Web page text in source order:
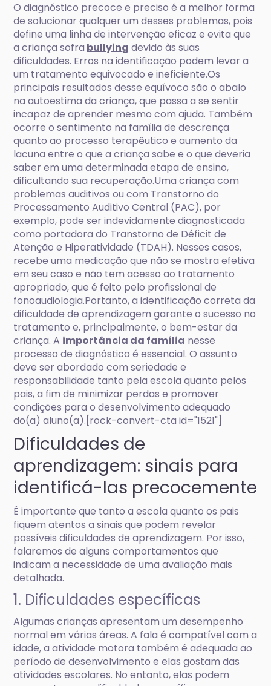
O diagnóstico precoce e preciso é a melhor forma
de solucionar qualquer um desses problemas, pois
define uma linha de intervenção eficaz e evita que
a criança sofra bullying devido às suas
dificuldades. Erros na identificação podem levar a
um tratamento equivocado e ineficiente.Os
principais resultados desse equívoco são o abalo
na autoestima da criança, que passa a se sentir
incapaz de aprender mesmo com ajuda. Também
ocorre o sentimento na família de descrença
quanto ao processo terapêutico e aumento da
lacuna entre o que a criança sabe e o que deveria
saber em uma determinada etapa de ensino,
dificultando sua recuperação.Uma criança com
problemas auditivos ou com Transtorno do
Processamento Auditivo Central (PAC), por
exemplo, pode ser indevidamente diagnosticada
como portadora do Transtorno de Déficit de
Atenção e Hiperatividade (TDAH). Nesses casos,
recebe uma medicação que não se mostra efetiva
em seu caso e não tem acesso ao tratamento
apropriado, que é feito pelo profissional de
fonoaudiologia.Portanto, a identificação correta da
dificuldade de aprendizagem garante o sucesso no
tratamento e, principalmente, o bem-estar da
criança. A importância da família nesse
processo de diagnóstico é essencial. O assunto
deve ser abordado com seriedade e
responsabilidade tanto pela escola quanto pelos
pais, a fim de minimizar perdas e promover
condições para o desenvolvimento adequado
do(a) aluno(a).[rock-convert-cta id="1521"]
Dificuldades de
aprendizagem: sinais para
identificá-las precocemente
É importante que tanto a escola quanto os pais
fiquem atentos a sinais que podem revelar
possíveis dificuldades de aprendizagem. Por isso,
falaremos de alguns comportamentos que
indicam a necessidade de uma avaliação mais
detalhada.
1. Dificuldades específicas
Algumas crianças apresentam um desempenho
normal em várias áreas. A fala é compatível com a
idade, a atividade motora também é adequada ao
período de desenvolvimento e elas gostam das
atividades escolares. No entanto, elas podem